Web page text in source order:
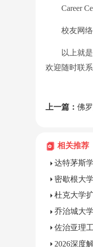
Career
校友网络覆
以上就是
欢迎随时联
上一篇： 佛
相关推荐
达特茅斯
密歇根大
杜克大学
佐治亚理